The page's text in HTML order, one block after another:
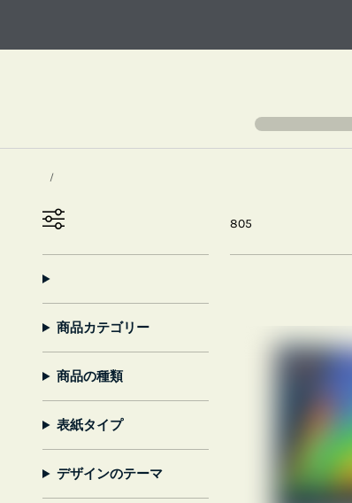
商品カテゴリー
商品の種類
表紙タイプ
デザインのテーマ
805